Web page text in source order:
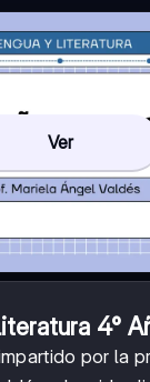
Ver
4°
por la